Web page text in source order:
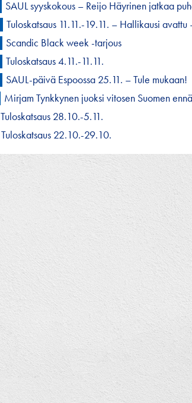
SAUL syyskokous – Reijo Häyrinen jatkaa
Tuloskatsaus 11.11.-19.11. – Hallikausi
Scandic Black week -tarjous
Tuloskatsaus 4.11.-11.11.
SAUL-päivä Espoossa 25.11. – Tule mukaan!
Mirjam Tynkkynen juoksi vitosen Suomen
Tuloskatsaus 28.10.-5.11.
Tuloskatsaus 22.10.-29.10.